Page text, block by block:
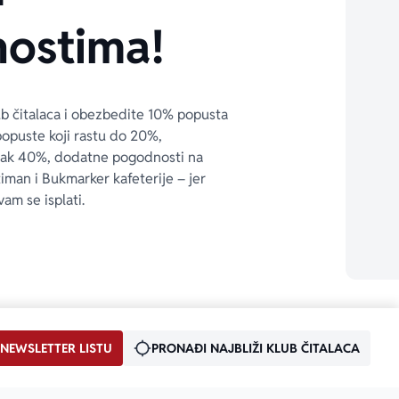
čitalaca i obezbedite 10% popusta
koji rastu do 20%,
40%, dodatne pogodnosti na
i Bukmarker kafeterije – jer
se isplati.
LISTU PRONAĐI NAJBLIŽI KLUB ČITALACA